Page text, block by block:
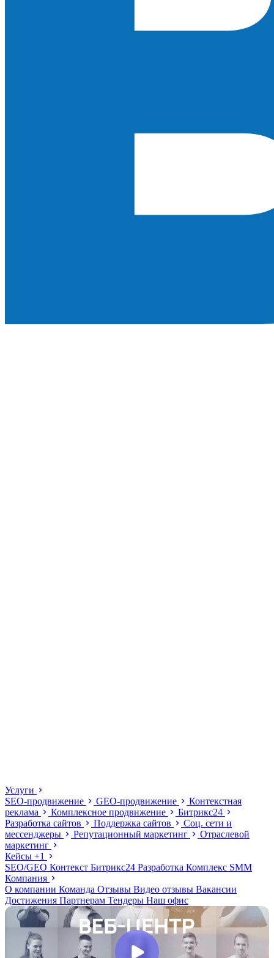
Услуги
SEO-продвижение
GEO-продвижение
Контекстная
реклама
Комплексное продвижение
Битрикс24
Разработка сайтов
Поддержка сайтов
Соц. сети и
мессенджеры
Репутационный маркетинг
Отраслевой
маркетинг
Кейсы +1
SEO/GEO Контекст Битрикс24 Разработка Комплекс SMM
Компания
О компании Команда Отзывы Видео отзывы Вакансии
Достижения Партнерам Тендеры Наш офис